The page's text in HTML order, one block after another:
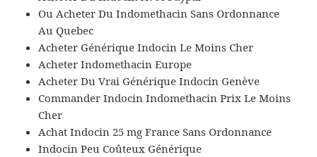
Ou Acheter Du Indomethacin Sans Ordonnance
Au Quebec
Acheter Générique Indocin Le Moins Cher
Acheter Indomethacin Europe
Acheter Du Vrai Générique Indocin Genève
Commander Indocin Indomethacin Prix Le Moins
Cher
Achat Indocin 25 mg France Sans Ordonnance
Indocin Peu Coûteux Générique